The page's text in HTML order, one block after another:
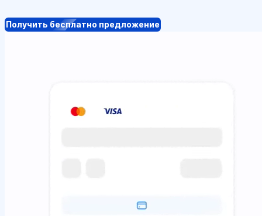
Получить бесплатно предложение